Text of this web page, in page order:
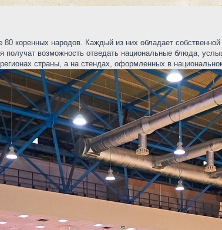
коренных народов. Каждый из них обладает
получат возможность отведать национальные блюда,
страны, а на стендах, оформленных в